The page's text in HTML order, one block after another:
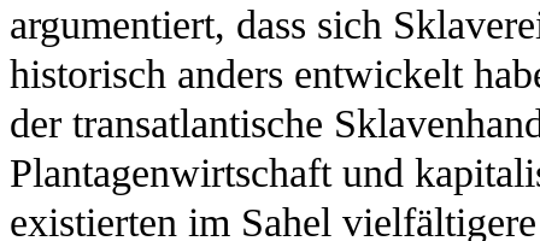
argumentiert, dass sich
historisch anders entwickelt
der transatlantische
Plantagenwirtschaft und
existierten im Sahel